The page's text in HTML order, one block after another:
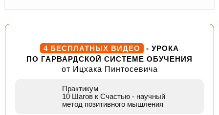
4 БЕСПЛАТНЫХ ВИДЕО
- УРОКА
ПО ГАРВАРДСКОЙ СИСТЕМЕ ОБУЧЕНИЯ
от Ицхака Пинтосевича
Практикум
10 Шагов к Счастью - научный
метод позитивного мышления